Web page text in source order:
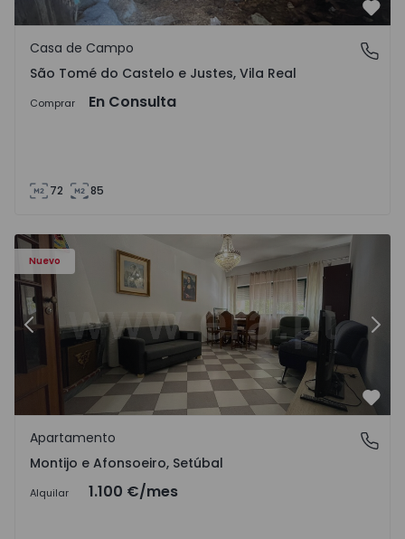
São Tomé do Castelo e Justes, Vila Real
Casa de Campo
São Tomé do Castelo e Justes, Vila Real
Comprar En Consulta
72 85
Nuevo
- 1
Apartamento T2 Montijo, Montijo e Afonsoeiro -
Anterior
Montijo e Afonsoeiro, Setúbal
Apartamento
Montijo e Afonsoeiro, Setúbal
Alquilar 1.100 €/mes